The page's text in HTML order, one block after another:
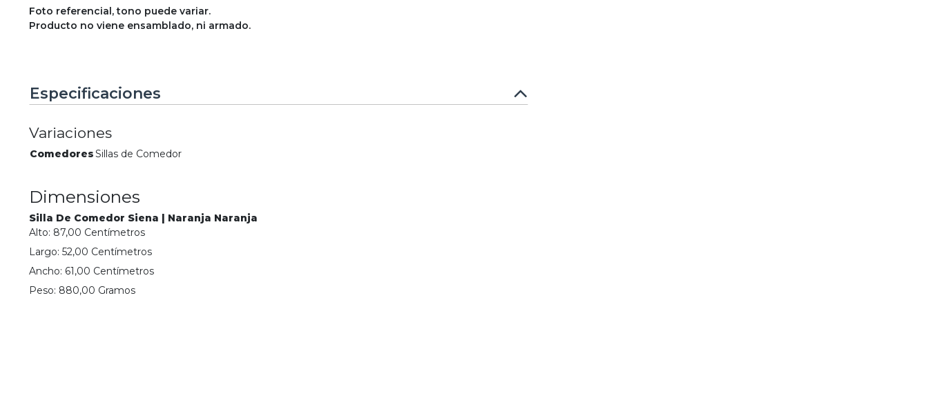
Foto referencial, tono puede variar.
Producto no viene ensamblado, ni armado.
Especificaciones
Variaciones
ComedoresSillas de Comedor
Dimensiones
Silla De Comedor Siena | Naranja Naranja
Alto: 87,00 Centímetros
Largo: 52,00 Centímetros
Ancho: 61,00 Centímetros
Peso: 880,00 Gramos